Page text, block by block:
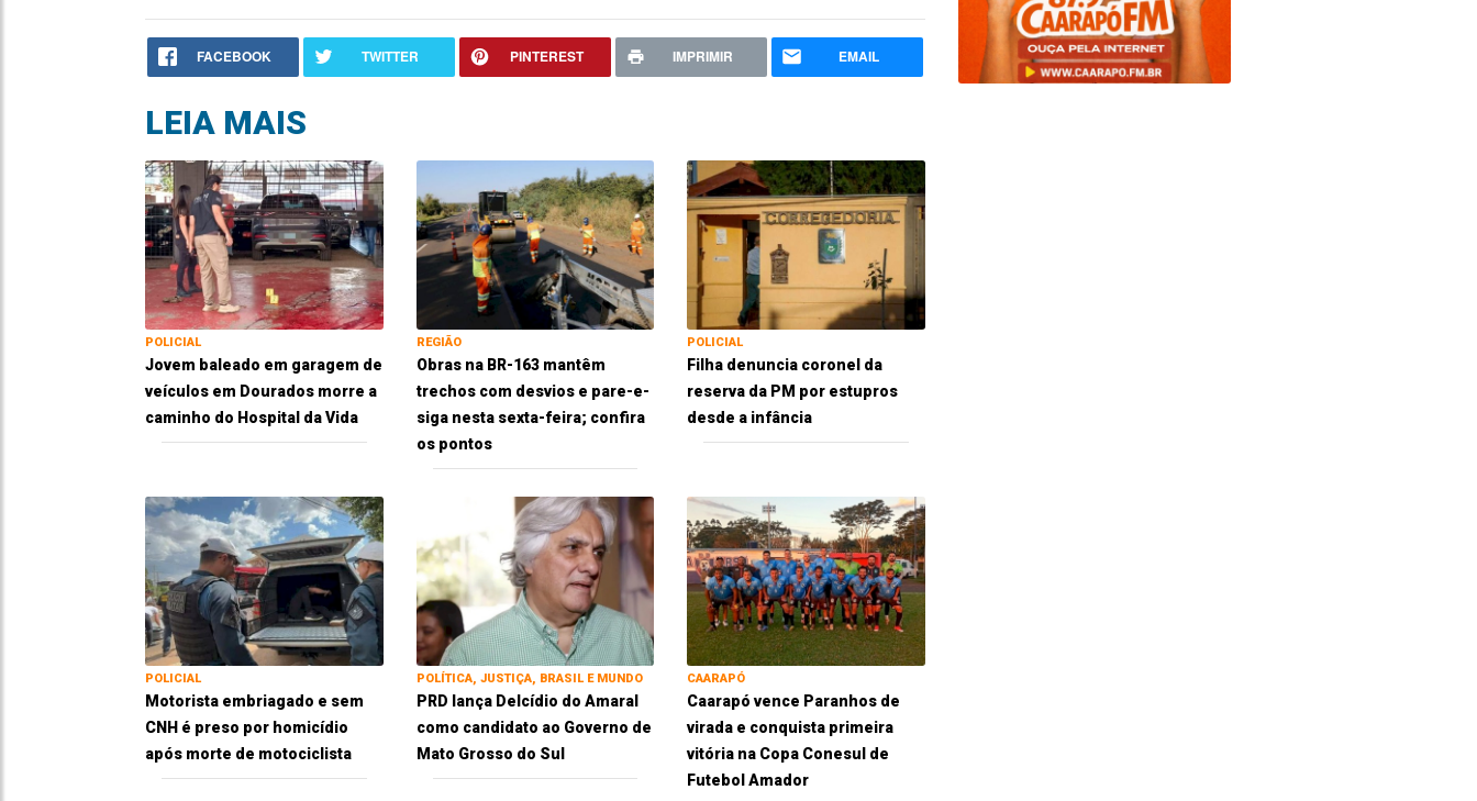
FACEBOOK TWITTER PINTEREST IMPRIMIR EMAIL
LEIA MAIS
POLICIAL
Jovem baleado em garagem de
veículos em Dourados morre a
caminho do Hospital da Vida
REGIÃO
Obras na BR-163 mantêm
trechos com desvios e pare-e-
siga nesta sexta-feira; confira
os pontos
POLICIAL
Filha denuncia coronel da
reserva da PM por estupros
desde a infância
POLICIAL
Motorista embriagado e sem
CNH é preso por homicídio
após morte de motociclista
POLÍTICA, JUSTIÇA, BRASIL E MUNDO
PRD lança Delcídio do Amaral
como candidato ao Governo de
Mato Grosso do Sul
CAARAPÓ
Caarapó vence Paranhos de
virada e conquista primeira
vitória na Copa Conesul de
Futebol Amador